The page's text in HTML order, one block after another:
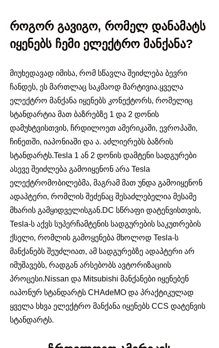
როგორ გავიგო, რომელ დანამატს
იყენებს ჩემი ელექტრო მანქანა?
მიუხედავად იმისა, რომ სწავლა შეიძლება ბევრი
ჩანდეს, ეს მართლაც საკმაოდ მარტივია.ყველა
ელექტრო მანქანა იყენებს კონექტორს, რომელიც
სტანდარტია მათ ბაზრებზე 1 და 2 დონის
დამუხტვისთვის, ჩრდილოეთ ამერიკაში, ევროპაში,
ჩინეთში, იაპონიაში და ა. აძლიერებს ბაზრის
სტანდარტს.Tesla 1 ან 2 დონის დამტენი სადგურები
ასევე შეიძლება გამოიყენონ არა Tesla
ელექტრომობილებმა, მაგრამ მათ უნდა გამოიყენონ
ადაპტერი, რომლის შეძენაც შესაძლებელია მესამე
მხარის გამყიდველისგან.DC სწრაფი დატენვისთვის,
Tesla-ს აქვს სუპერჩამტენის სადგურების საკუთრების
ქსელი, რომლის გამოყენება მხოლოდ Tesla-ს
მანქანებს შეუძლიათ, ამ სადგურებზე ადაპტერი არ
იმუშავებს, რადგან არსებობს ავტორიზაციის
პროცესი.Nissan და Mitsubishi მანქანები იყენებენ
იაპონურ სტანდარტს CHAdeMO და პრაქტიკულად
ყველა სხვა ელექტრო მანქანა იყენებს CCS დატენვის
სტანდარტს.